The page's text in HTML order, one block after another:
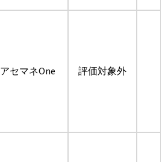
アセマネOne 評価対象外